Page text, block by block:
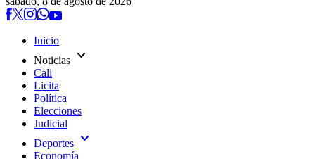
Inicio
Noticias expand_more
Cali
Licita
Política
Elecciones
Judicial
Deportes expand_more
Economía